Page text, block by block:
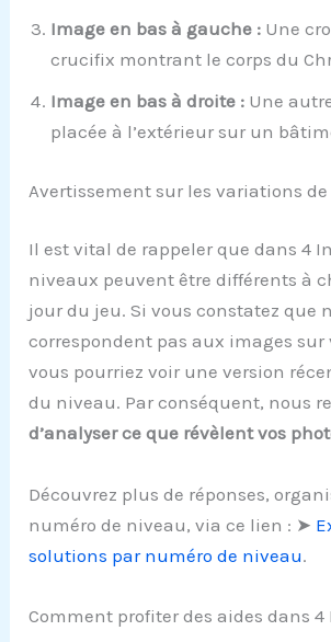
Image en bas à gauche : Une
crucifix montrant le corps du
Image en bas à droite : Une
placée à l’extérieur sur un
Avertissement sur les variations
Il est vital de rappeler que dans 4
niveaux peuvent être différents à
jour du jeu. Si vous constatez que
correspondent pas aux images sur
vous pourriez voir une version
du niveau. Par conséquent, nous
d’analyser ce que révèlent vos
Découvrez plus de réponses,
numéro de niveau, via ce lien : ➤
solutions par numéro de niveau.
Comment profiter des aides dans 4